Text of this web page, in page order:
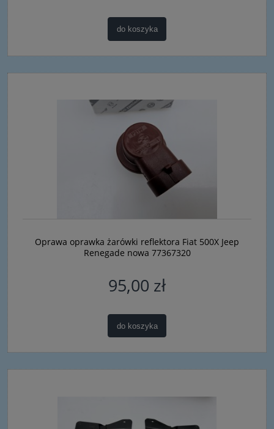
do koszyka
Oprawa oprawka żarówki reflektora Fiat 500X Jeep
Renegade nowa 77367320
95,00 zł
do koszyka